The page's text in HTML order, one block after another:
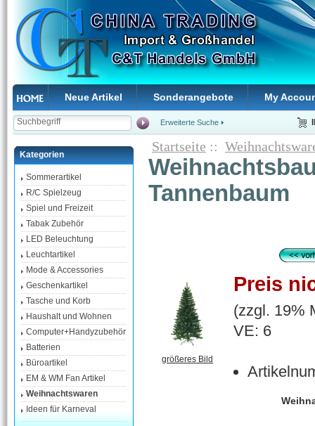
Neue Artikel Sonderangebote My
Erweiterte Suche
Kategorien
Sommerartikel
R/C Spielzeug
Spiel und Freizeit
Tabak Zubehör
LED Beleuchtung
Leuchtartikel
Mode & Accessories
Geschenkartikel
Tasche und Korb
Haushalt und Wohnen
Computer+Handyzubehör
Batterien
Büroartikel
EM & WM Fan Artikel
Weihnachtswaren
Ideen für Karneval
Startseite ::
Tannenbaum
größeres Bild
Preis
(zzgl. 19%
VE: 6